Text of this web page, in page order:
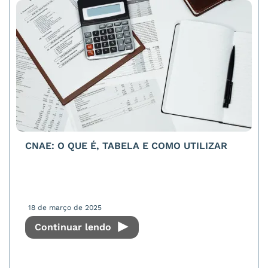
CNAE: O QUE É, TABELA E COMO UTILIZAR
18 de março de 2025
Continuar lendo